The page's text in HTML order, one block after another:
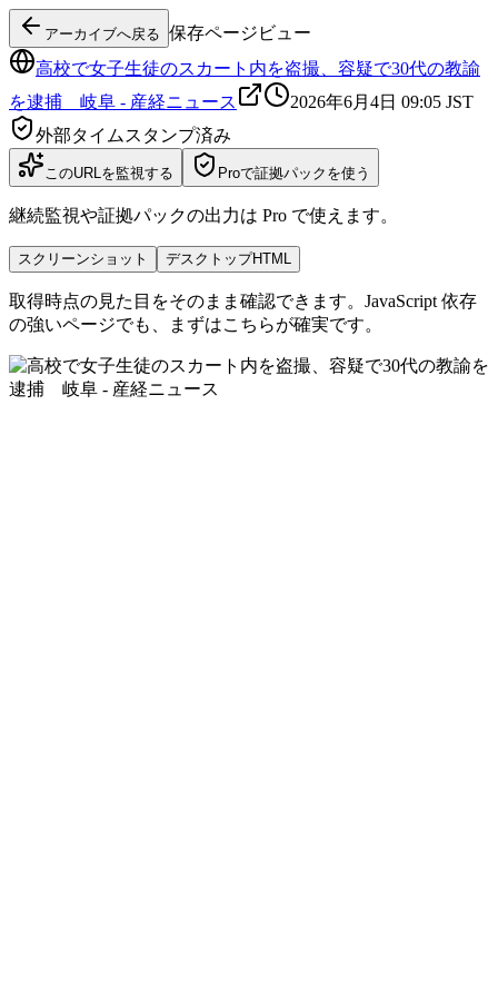
アーカイブへ戻る 保存ページビュー
高校で女子生徒のスカート内を盗撮、容疑で30代の教諭
を逮捕 岐阜 - 産経ニュース
2026年6月4日 09:05 JST
外部タイムスタンプ済み
このURLを監視する Proで証拠パックを使う
継続監視や証拠パックの出力は Pro で使えます。
スクリーンショット デスクトップHTML
取得時点の見た目をそのまま確認できます。JavaScript 依存
の強いページでも、まずはこちらが確実です。